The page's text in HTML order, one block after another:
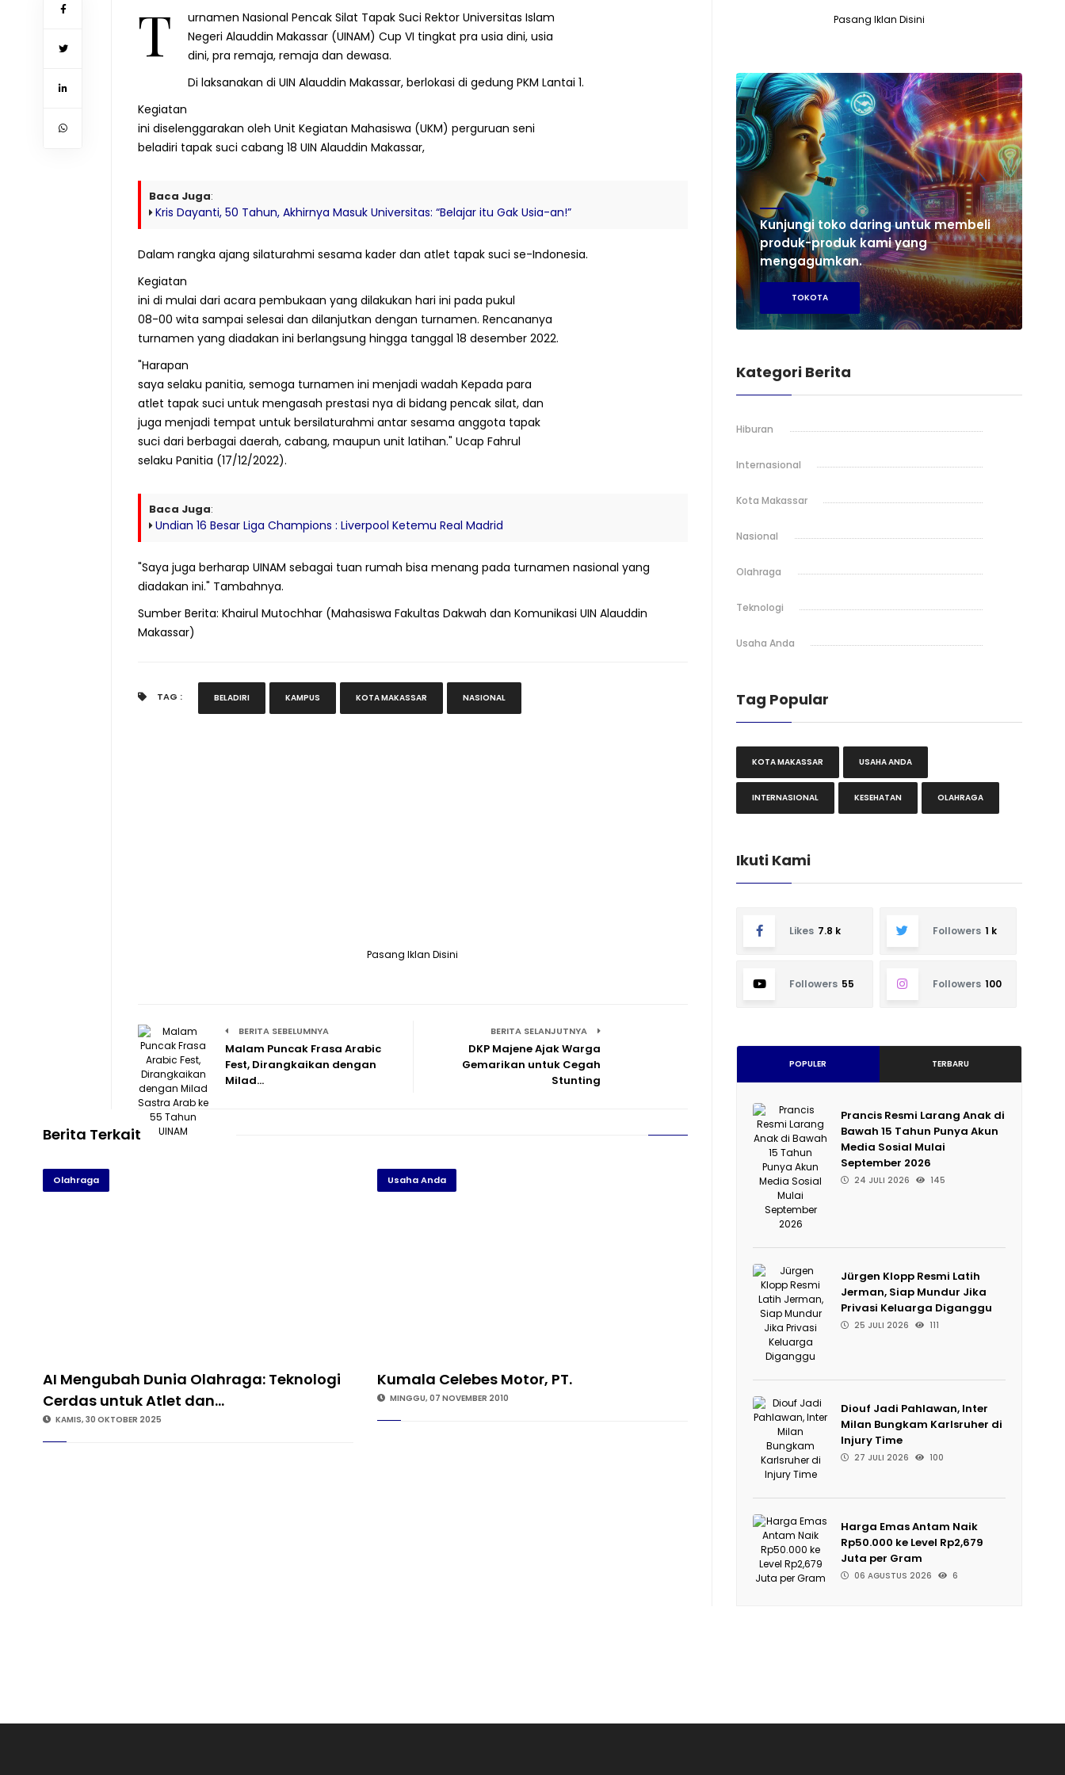
T
urnamen Nasional Pencak Silat Tapak Suci Rektor Universitas Islam
Negeri Alauddin Makassar (UINAM) Cup VI tingkat pra usia dini, usia
dini, pra remaja, remaja dan dewasa.
Di laksanakan di UIN Alauddin Makassar, berlokasi di gedung PKM Lantai 1.
Kegiatan
ini diselenggarakan oleh Unit Kegiatan Mahasiswa (UKM) perguruan seni
beladiri tapak suci cabang 18 UIN Alauddin Makassar,
Baca Juga:
Kris Dayanti, 50 Tahun, Akhirnya Masuk Universitas: “Belajar itu Gak Usia-an!”
Dalam rangka ajang silaturahmi sesama kader dan atlet tapak suci se-Indonesia.
Kegiatan
ini di mulai dari acara pembukaan yang dilakukan hari ini pada pukul
08-00 wita sampai selesai dan dilanjutkan dengan turnamen. Rencananya
turnamen yang diadakan ini berlangsung hingga tanggal 18 desember 2022.
"Harapan
saya selaku panitia, semoga turnamen ini menjadi wadah Kepada para
atlet tapak suci untuk mengasah prestasi nya di bidang pencak silat, dan
juga menjadi tempat untuk bersilaturahmi antar sesama anggota tapak
suci dari berbagai daerah, cabang, maupun unit latihan." Ucap Fahrul
selaku Panitia (17/12/2022).
Baca Juga:
Undian 16 Besar Liga Champions : Liverpool Ketemu Real Madrid
"Saya juga berharap UINAM sebagai tuan rumah bisa menang pada turnamen nasional yang
diadakan ini." Tambahnya.
Sumber Berita: Khairul Mutochhar (Mahasiswa Fakultas Dakwah dan Komunikasi UIN Alauddin
Makassar)
TAG : BELADIRI KAMPUS KOTA MAKASSAR NASIONAL
Pasang Iklan Disini
BERITA SEBELUMNYA
Malam Puncak Frasa Arabic
Fest, Dirangkaikan dengan
Milad…
BERITA SELANJUTNYA
DKP Majene Ajak Warga
Gemarikan untuk Cegah
Stunting
Berita Terkait
Olahraga
AI Mengubah Dunia Olahraga: Teknologi
Cerdas untuk Atlet dan…
KAMIS, 30 OKTOBER 2025
Usaha Anda
Kumala Celebes Motor, PT.
MINGGU, 07 NOVEMBER 2010
Pasang Iklan Disini
Kunjungi toko daring untuk membeli
produk-produk kami yang
mengagumkan.
TOKOTA
Kategori Berita
Hiburan
Internasional
Kota Makassar
Nasional
Olahraga
Teknologi
Usaha Anda
Tag Popular
KOTA MAKASSAR USAHA ANDA
INTERNASIONAL KESEHATAN OLAHRAGA
Ikuti Kami
Likes 7.8 k Followers 1 k
Followers 55 Followers 100
POPULER TERBARU
Prancis Resmi Larang Anak di
Bawah 15 Tahun Punya Akun
Media Sosial Mulai
September 2026
24 JULI 2026 145
Jürgen Klopp Resmi Latih
Jerman, Siap Mundur Jika
Privasi Keluarga Diganggu
25 JULI 2026 111
Diouf Jadi Pahlawan, Inter
Milan Bungkam Karlsruher di
Injury Time
27 JULI 2026 100
Harga Emas Antam Naik
Rp50.000 ke Level Rp2,679
Juta per Gram
06 AGUSTUS 2026 6